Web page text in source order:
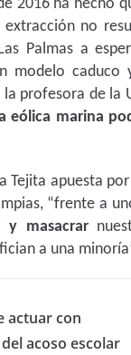
2016 ha hecho
no
Palmas a
modelo caduco
profesora de la
eólica marina
Tejita apuesta
“frente a
y masacrar
a una
actuar con
acoso escolar